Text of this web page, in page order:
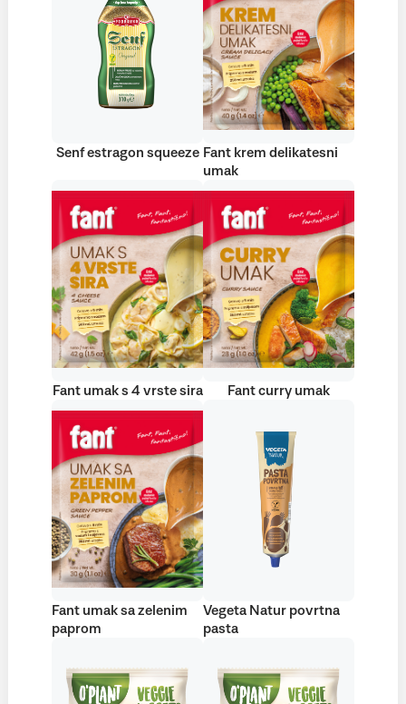
Senf estragon squeeze Fant krem delikatesni
umak
Fant umak s 4 vrste sira Fant curry umak
Fant umak sa zelenim
paprom
Vegeta Natur povrtna
pasta